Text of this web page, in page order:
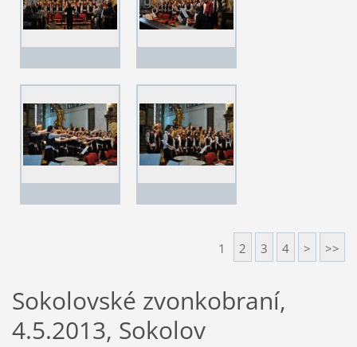
1 2 3 4 > >>
Sokolovské zvonkobraní,
4.5.2013, Sokolov